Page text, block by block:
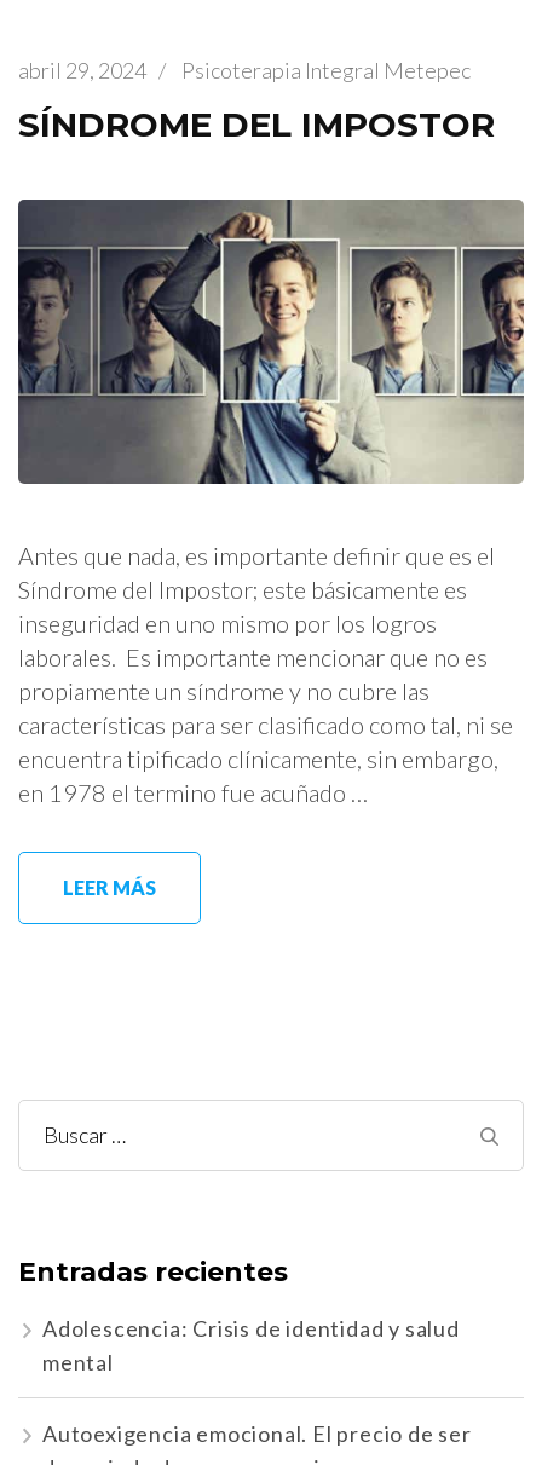
abril 29, 2024 / Psicoterapia Integral Metepec
SÍNDROME DEL IMPOSTOR
Antes que nada, es importante definir que es el
Síndrome del Impostor; este básicamente es
inseguridad en uno mismo por los logros
laborales. Es importante mencionar que no es
propiamente un síndrome y no cubre las
características para ser clasificado como tal, ni se
encuentra tipificado clínicamente, sin embargo,
en 1978 el termino fue acuñado …
LEER MÁS
Buscar:
Entradas recientes
Adolescencia: Crisis de identidad y salud
mental
Autoexigencia emocional. El precio de ser